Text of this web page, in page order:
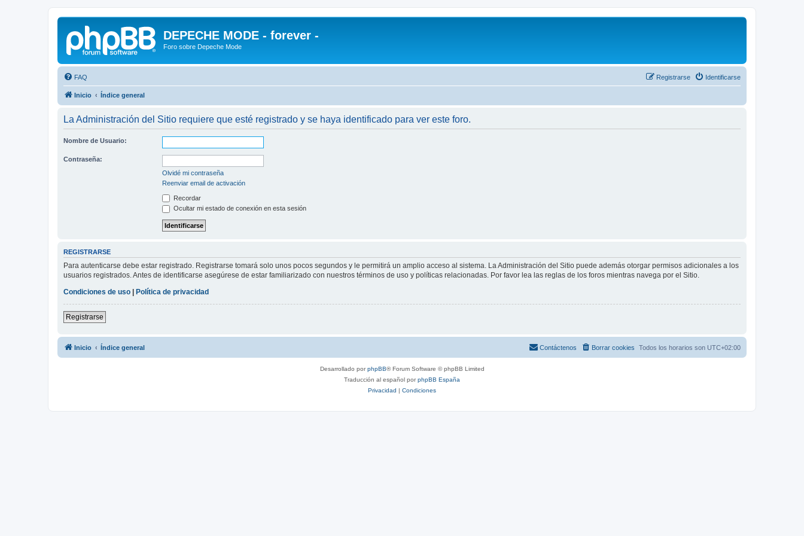
DEPECHE MODE - forever -
Foro sobre Depeche Mode
FAQ Identificarse
Registrarse
Inicio Índice general
La Administración del Sitio requiere que esté registrado y se haya identificado para ver este foro.
Nombre de Usuario:
Contraseña:
Olvidé mi contraseña
Reenviar email de activación
Recordar
Ocultar mi estado de conexión en esta sesión
REGISTRARSE
Para autenticarse debe estar registrado. Registrarse tomará solo unos pocos segundos y le permitirá un amplio acceso al sistema. La Administración del Sitio puede además otorgar permisos adicionales a los
usuarios registrados. Antes de identificarse asegúrese de estar familiarizado con nuestros términos de uso y políticas relacionadas. Por favor lea las reglas de los foros mientras navega por el Sitio.
Condiciones de uso
Política de privacidad
Registrarse
Inicio Índice general Todos los horarios son UTC+02:00
Borrar cookies
Contáctenos
Desarrollado porphpBB® Forum Software © phpBB Limited
Traducción al español porphpBB España
Privacidad | Condiciones